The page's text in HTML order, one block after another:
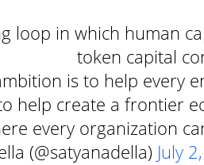
loop in which human
token capital
is to help every
help create a frontier
every organization
July